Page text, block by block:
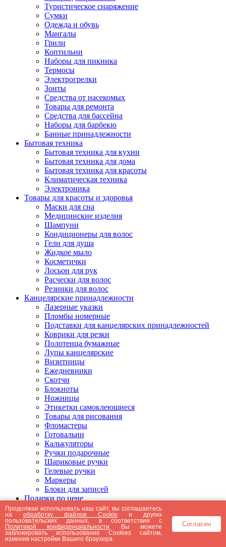
Туристическое снаряжение
Сумки
Одежда и обувь
Мангалы
Грили
Коптильни
Наборы для пикника
Термосы
Электрогрелки
Зонты
Средства от насекомых
Товары для ремонта
Средства для бассейна
Наборы для барбекю
Банные принадлежности
Бытовая техника
Бытовая техника для кухни
Бытовая техника для дома
Бытовая техника для красоты
Климатическая техника
Электроника
Товары для красоты и здоровья
Маски для сна
Медицинские изделия
Шампуни
Кондиционеры для волос
Гели для душа
Жидкое мыло
Косметички
Лосьон для рук
Расчески для волос
Резинки для волос
Канцелярские принадлежности
Лазерные указки
Пломбы номерные
Подставки для канцелярских принадлежностей
Коврики для резки
Полотенца бумажные
Лупы канцелярские
Визитницы
Ежедневники
Скотчи
Блокноты
Ножницы
Этикетки самоклеющиеся
Товары для рисования
Фломастеры
Готовальни
Калькуляторы
Ручки подарочные
Шариковые ручки
Гелевые ручки
Маркеры
Блоки для записей
Подарки по цене
Подарки от 5000 рублей
Подарки до 5000 рублей
Подарки до 3000 рублей
Подарки до 2000 рублей
Подарки до 1000 рублей
Продолжая использовать наш сайт, вы соглашаетесь
наобработку файлов Cookie и других
пользовательских данных, в соответствии с
Политикой конфиденциальности . Вы можете
заблокировать использование Cookies сайтом,
изменив настройки Вашего браузера.
Согласен